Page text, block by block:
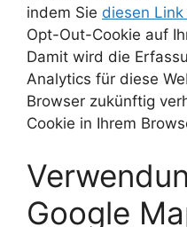
indem Sie diesen
Opt-Out-Cookie auf
Damit wird die
Analytics für diese
Browser zukünftig
Cookie in Ihrem
Google